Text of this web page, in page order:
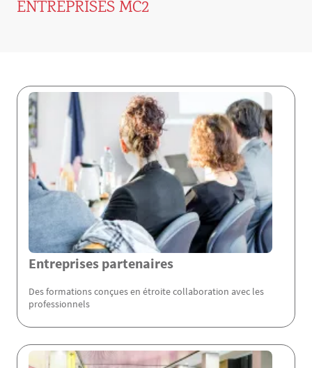
ENTREPRISES MC2
Contenu
Entreprises partenaires
Des formations conçues en étroite collaboration avec les
professionnels